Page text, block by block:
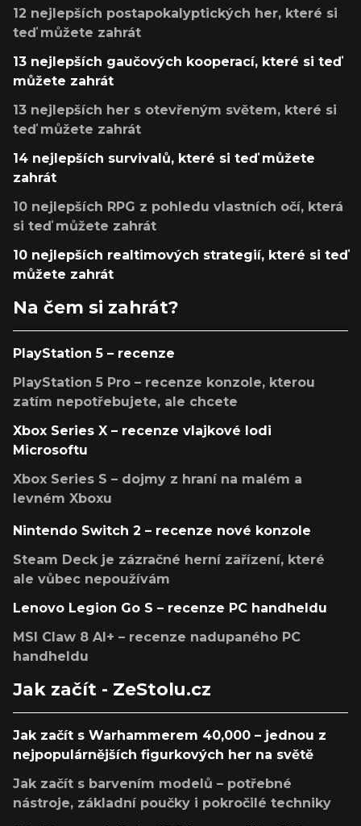
12 nejlepších postapokalyptických her, které si
teď můžete zahrát
13 nejlepších gaučových kooperací, které si teď
můžete zahrát
13 nejlepších her s otevřeným světem, které si
teď můžete zahrát
14 nejlepších survivalů, které si teď můžete
zahrát
10 nejlepších RPG z pohledu vlastních očí, která
si teď můžete zahrát
10 nejlepších realtimových strategií, které si teď
můžete zahrát
Na čem si zahrát?
PlayStation 5 – recenze
PlayStation 5 Pro – recenze konzole, kterou
zatím nepotřebujete, ale chcete
Xbox Series X – recenze vlajkové lodi
Microsoftu
Xbox Series S – dojmy z hraní na malém a
levném Xboxu
Nintendo Switch 2 – recenze nové konzole
Steam Deck je zázračné herní zařízení, které
ale vůbec nepoužívám
Lenovo Legion Go S – recenze PC handheldu
MSI Claw 8 AI+ – recenze nadupaného PC
handheldu
Jak začít - ZeStolu.cz
Jak začít s Warhammerem 40,000 – jednou z
nejpopulárnějších figurkových her na světě
Jak začít s barvením modelů – potřebné
nástroje, základní poučky i pokročilé techniky